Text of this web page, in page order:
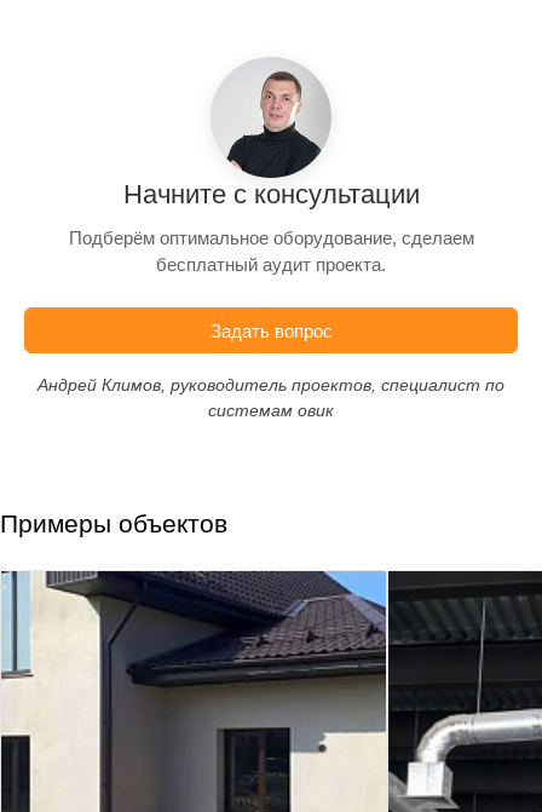
Начните с консультации
Подберём оптимальное оборудование, сделаем
бесплатный аудит проекта.
Задать вопрос
Андрей Климов, руководитель проектов, специалист по
системам овик
Примеры объектов